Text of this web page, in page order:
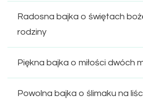
Radosna bajka o świętach
rodziny
Piękna bajka o miłości dwóch
Powolna bajka o ślimaku na